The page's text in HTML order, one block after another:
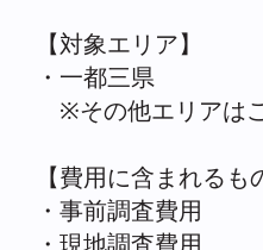
【対象エリア】
・一都三県
※その他エリアは
【費用に含まれるも
・事前調査費用
・現地調査費用